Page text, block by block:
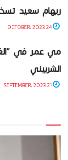
ريهام سعيد
مي عمر في
الشربيني